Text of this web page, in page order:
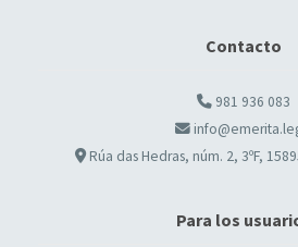
Contacto
981 936 083
Rúa das Hedras, núm. 2, 3ºF,
Para los